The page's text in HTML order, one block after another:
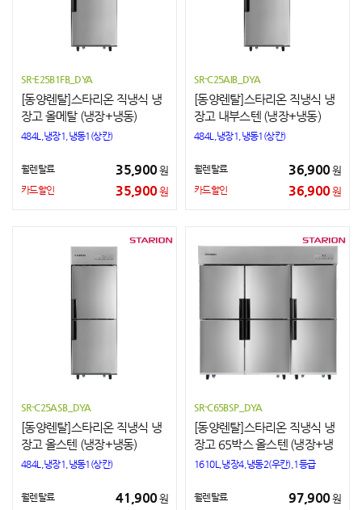
SR-E25B1FB_DYA
[동양렌탈]스타리온 직냉식 냉
장고 올메탈 (냉장+냉동)
484L,냉장1,냉동1(상칸)
월렌탈료 35,900원
카드할인 35,900원
SR-C25AIB_DYA
[동양렌탈]스타리온 직냉식 냉
장고 내부스텐 (냉장+냉동)
484L,냉장1,냉동1(상칸)
월렌탈료 36,900원
카드할인 36,900원
SR-C25ASB_DYA
[동양렌탈]스타리온 직냉식 냉
장고 올스텐 (냉장+냉동)
484L,냉장1,냉동1(상칸)
월렌탈료 41,900원
SR-C65BSP_DYA
[동양렌탈]스타리온 직냉식 냉
장고 65박스 올스텐 (냉장+냉
동)
1610L,냉장4,냉동2(우칸),1등급
월렌탈료 97,900원